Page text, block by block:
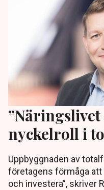
”Näringslivet
nyckelroll i
Uppbyggnaden av
företagens förmåga
och investera”, skriver